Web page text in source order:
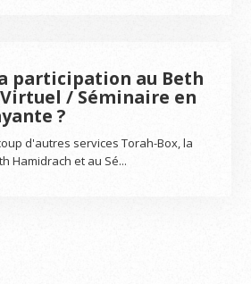
participation au Beth
/ Séminaire en
?
d'autres services Torah-Box, la
Hamidrach et au Sé...